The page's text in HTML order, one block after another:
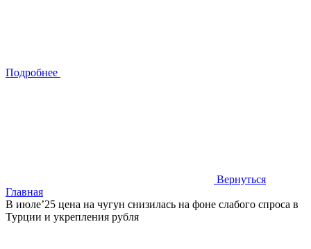
Подробнее
Вернуться
Главная
В июле’25 цена на чугун снизилась на фоне слабого спроса в
Турции и укрепления рубля